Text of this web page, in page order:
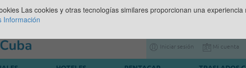
Iniciar sesión Mi cuenta
Las cookies y otras tecnologías similares proporcionan una
Información